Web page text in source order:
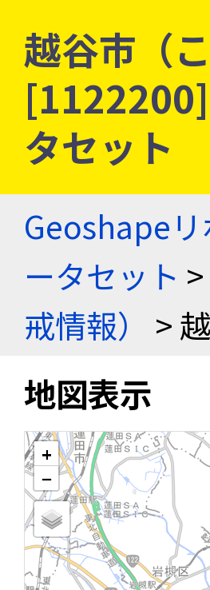
越谷市（
タセット
Geoshapeリ
ータセット >
戒情報）
>
地図表示
+
−